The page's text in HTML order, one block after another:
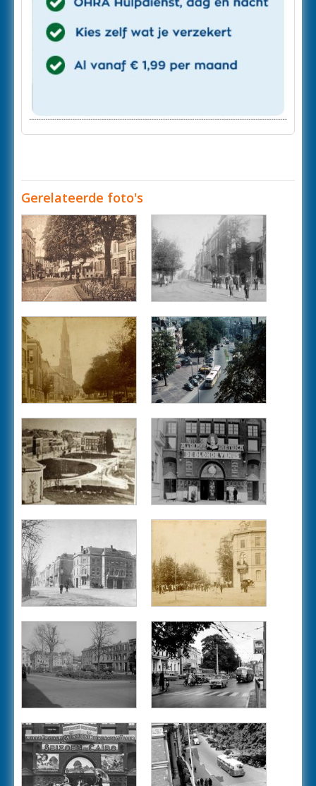
Gerelateerde foto's